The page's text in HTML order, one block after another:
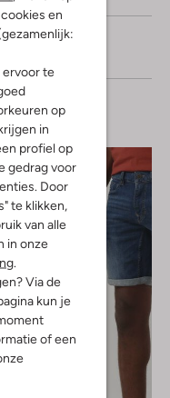
en
ervoor te
op
in
profiel op
gedrag voor
Door
te klikken,
van alle
in onze
.
Via de
kun je
of een